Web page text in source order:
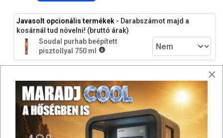
Javasolt opcionális termékek - Darabszámot majd a
kosárnál tud növelni! (bruttó árak)
Soudal purhab beépített
pisztollyal 750 ml
Ár opciókkal: 46 900 Ft ×